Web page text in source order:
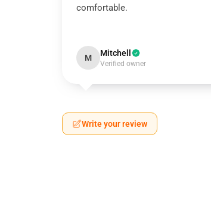
comfortable.
M Mitchell
Verified owner
Write your review